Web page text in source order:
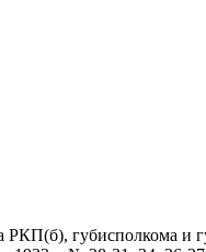
РКП(б), губисполкома и